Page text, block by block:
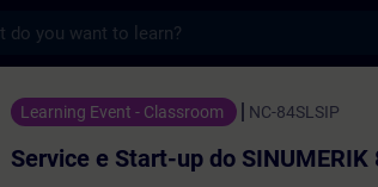
up do SINUMERIK 840D sl
Learning Event - Classroom NC-84SLSIP
Service e Start-up do SINUMERIK